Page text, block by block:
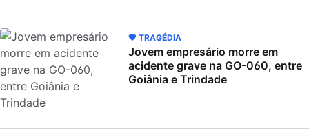
🖤 TRAGÉDIA
Jovem empresário morre em
acidente grave na GO-060, entre
Goiânia e Trindade